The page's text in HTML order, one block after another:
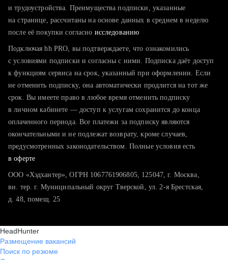
тратите много времени на поиск и вручную поднимаете
хотите сравнить себя с конкурентами и оценить шансы
и трудоустройства. Преимущества подписки, указанные
на странице, рассчитаны на основе данных в среднем в неделю
после её покупки согласно исследованию
Подключая hh PRO, вы подтверждаете, что ознакомились
с условиями подписки и согласны с ними. Подписка даёт доступ
к функциям сервиса на срок, указанный при оформлении. Если
не отменить подписку, она автоматически продлится на тот же
срок. Вы имеете право в любое время отменить подписку
в личном кабинете — доступ к услугам сохранится до конца
оплаченного периода. Все платежи за подписку являются
окончательными и не подлежат возврату, кроме случаев,
предусмотренных законодательством. Полные условия есть
в оферте
ООО «Хэдхантер», ОГРН 1067761906805, 125047, г. Москва,
вн. тер. г. Муниципальный округ Тверской, ул. 2-я Брестская,
д. 48, помещ. 25
HeadHunter
Размещение вакансий
Поиск по резюме